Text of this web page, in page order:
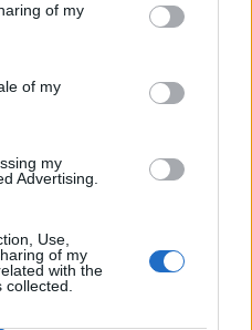
of my
of my
my
Advertising.
Use,
of my
with the
una movie